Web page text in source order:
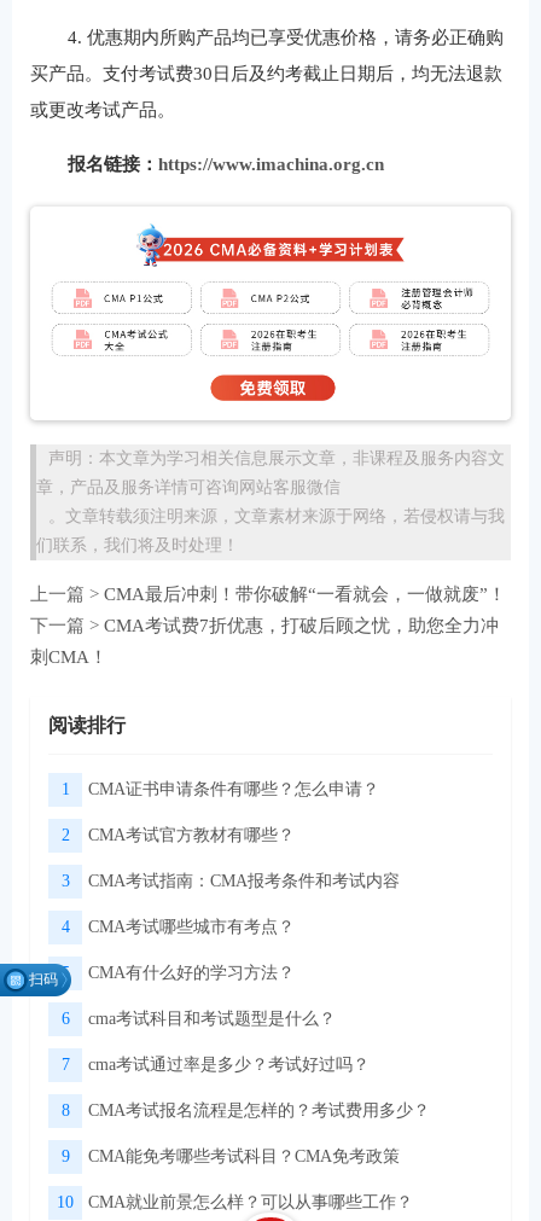
4. 优惠期内所购产品均已享受优惠价格，请务必正确购
买产品。支付考试费30日后及约考截止日期后，均无法退款
或更改考试产品。
报名链接： https://www.imachina.org.cn
声明：本文章为学习相关信息展示文章，非课程及服务内容文
章，产品及服务详情可咨询网站客服微信
。文章转载须注明来源，文章素材来源于网络，若侵权请与我
们联系，我们将及时处理！
上一篇 > CMA最后冲刺！带你破解“一看就会，一做就废”！
下一篇 > CMA考试费7折优惠，打破后顾之忧，助您全力冲
刺CMA！
阅读排行
1 CMA证书申请条件有哪些？怎么申请？
2 CMA考试官方教材有哪些？
3 CMA考试指南：CMA报考条件和考试内容
4 CMA考试哪些城市有考点？
5 CMA有什么好的学习方法？
6 cma考试科目和考试题型是什么？
7 cma考试通过率是多少？考试好过吗？
8 CMA考试报名流程是怎样的？考试费用多少？
9 CMA能免考哪些考试科目？CMA免考政策
10 CMA就业前景怎么样？可以从事哪些工作？
扫码
微信扫码关注公众号 领取CMA学习资料